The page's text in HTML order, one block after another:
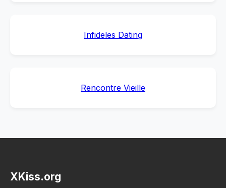
Infideles Dating
Rencontre Vieille
XKiss.org